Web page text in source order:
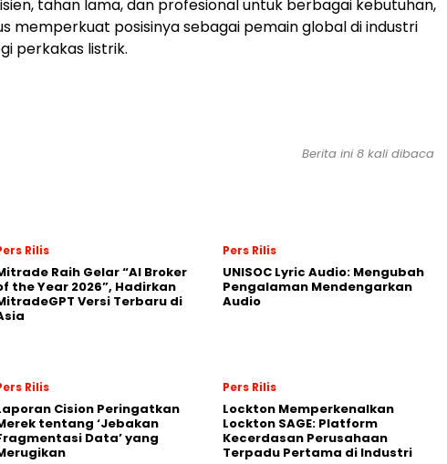
tahan lama, dan profesional untuk berbagai kebutuhan,
memperkuat posisinya sebagai pemain global di industri
perkakas listrik.
Berita ini 8 kali dibaca
Rilis
Raih Gelar “AI Broker
the Year 2026”, Hadirkan
Versi Terbaru di
Pers Rilis
UNISOC Lyric Audio: Mengubah
Pengalaman Mendengarkan
Audio
Rilis
Cision Peringatkan
tentang ‘Jebakan
Data’ yang
Pers Rilis
Lockton Memperkenalkan
Lockton SAGE: Platform
Kecerdasan Perusahaan
Terpadu Pertama di Industri